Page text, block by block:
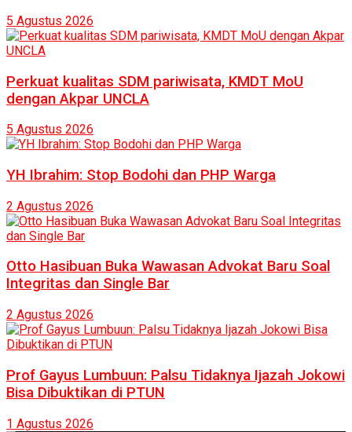
5 Agustus 2026
Perkuat kualitas SDM pariwisata, KMDT MoU
dengan Akpar UNCLA
5 Agustus 2026
YH Ibrahim: Stop Bodohi dan PHP Warga
2 Agustus 2026
Otto Hasibuan Buka Wawasan Advokat Baru Soal
Integritas dan Single Bar
2 Agustus 2026
Prof Gayus Lumbuun: Palsu Tidaknya Ijazah Jokowi
Bisa Dibuktikan di PTUN
1 Agustus 2026